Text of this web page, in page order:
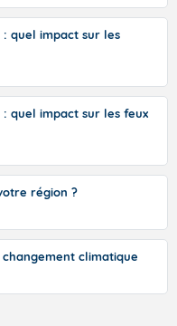
quel impact sur les
quel impact sur les feux
région ?
climatique